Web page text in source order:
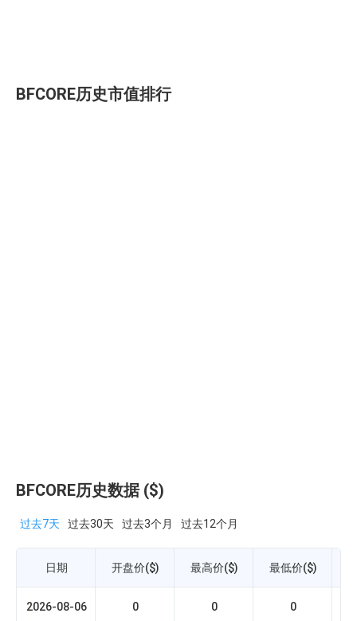
BFCORE历史市值排行
BFCORE历史数据 ($)
过去7天 过去30天 过去3个月 过去12个月
日期 开盘价($) 最高价($) 最低价($)
2026-08-06 0 0 0